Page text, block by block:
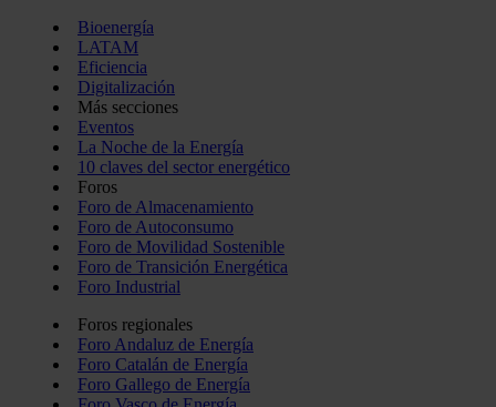
Bioenergía
LATAM
Eficiencia
Digitalización
Más secciones
Eventos
La Noche de la Energía
10 claves del sector energético
Foros
Foro de Almacenamiento
Foro de Autoconsumo
Foro de Movilidad Sostenible
Foro de Transición Energética
Foro Industrial
Foros regionales
Foro Andaluz de Energía
Foro Catalán de Energía
Foro Gallego de Energía